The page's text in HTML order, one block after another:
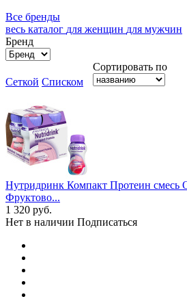
Все бренды
весь каталог для женщин для мужчин
Бренд
Сортировать по
Сеткой Списком
Нутридринк Компакт Протеин
Фруктово...
1 320 руб.
Нет в наличии Подписаться